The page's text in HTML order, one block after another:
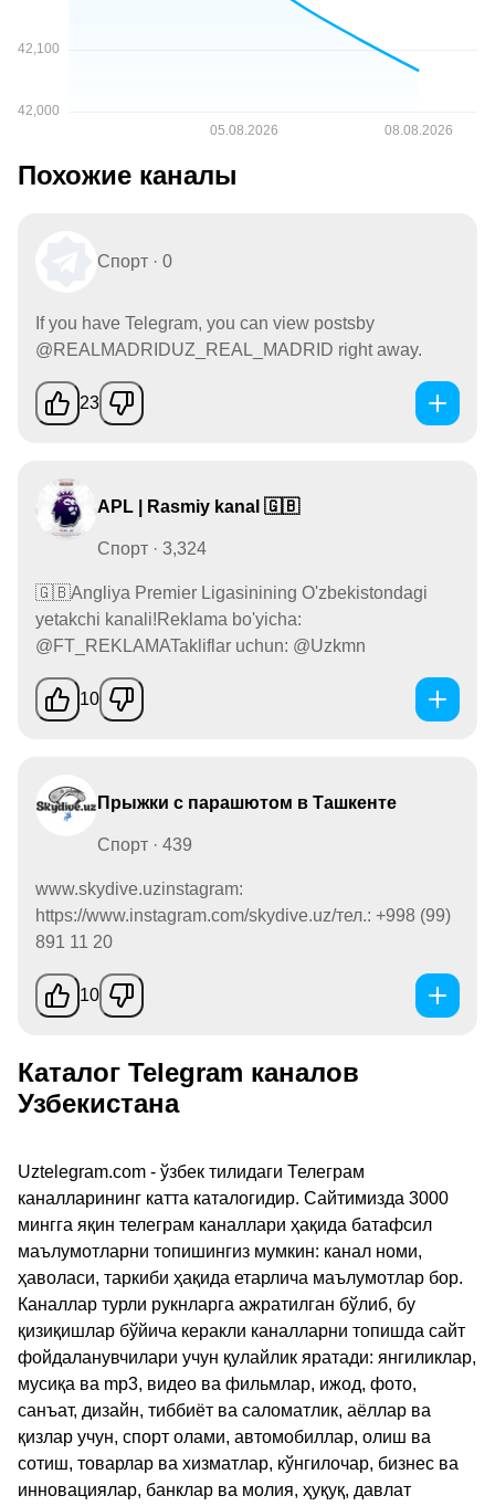
Похожие каналы
Спорт · 0
If you have Telegram, you can view postsby
@REALMADRIDUZ_REAL_MADRID right away.
23
APL | Rasmiy kanal 🇬🇧
Спорт · 3,324
🇬🇧Angliya Premier Ligasinining O'zbekistondagi
yetakchi kanali!Reklama bo'yicha:
@FT_REKLAMATakliflar uchun: @Uzkmn
10
Прыжки с парашютом в Ташкенте
Спорт · 439
www.skydive.uzinstagram:
https://www.instagram.com/skydive.uz/тел.: +998 (99)
891 11 20
10
Каталог Telegram каналов
Узбекистана
Uztelegram.com - ўзбек тилидаги Телеграм
каналларининг катта каталогидир. Сайтимизда 3000
мингга яқин телеграм каналлари ҳақида батафсил
маълумотларни топишингиз мумкин: канал номи,
ҳаволаси, таркиби ҳақида етарлича маълумотлар бор.
Каналлар турли рукнларга ажратилган бўлиб, бу
қизиқишлар бўйича керакли каналларни топишда сайт
фойдаланувчилари учун қулайлик яратади: янгиликлар,
мусиқа ва mp3, видео ва фильмлар, ижод, фото,
санъат, дизайн, тиббиёт ва саломатлик, аёллар ва
қизлар учун, спорт олами, автомобиллар, олиш ва
сотиш, товарлар ва хизматлар, кўнгилочар, бизнес ва
инновациялар, банклар ва молия, ҳуқуқ, давлат